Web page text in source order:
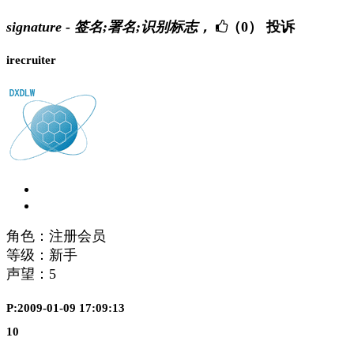
signature - 签名;署名;识别标志， （0） 投诉
irecruiter
角色：注册会员
等级：新手
声望： 5
P:2009-01-09 17:09:13
10